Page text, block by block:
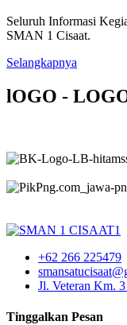
Seluruh Informasi
SMAN 1 Cisaat.
Selangkapnya
lOGO -
+62 266 225479
Jl. Veteran Km.
Tinggalkan Pesan